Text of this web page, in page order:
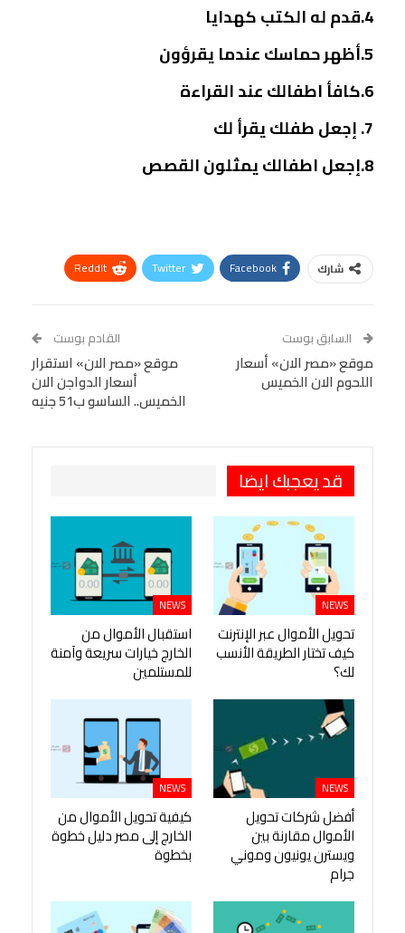
4.قدم له الكتب كهدايا
5.أظهر حماسك عندما يقرؤون
6.كافأ اطفالك عند القراءة
7. إجعل طفلك يقرأ لك
8.إجعل اطفالك يمثلون القصص
شارك Facebook
Twitter
ReddIt
Tumblr
البريد الإلكتروني
StumbleUpon
VK
Digg
LINE
BlackBerry
Viber
السابق بوست
موقع «مصر الان» أسعار
اللحوم الان الخميس
القادم بوست
موقع «مصر الان» استقرار
أسعار الدواجن الان
الخميس.. الساسو ب51 جنيه
قد يعجبك ايضا
NEWS
تحويل الأموال عبر الإنترنت
كيف تختار الطريقة الأنسب
لك؟
NEWS
استقبال الأموال من
الخارج خيارات سريعة وآمنة
للمستلمين
NEWS
أفضل شركات تحويل
الأموال مقارنة بين
ويسترن يونيون وموني
جرام
NEWS
كيفية تحويل الأموال من
الخارج إلى مصر دليل خطوة
بخطوة